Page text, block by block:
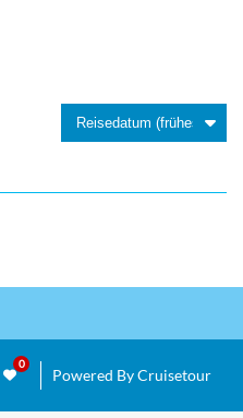
Powered By Cruisetour